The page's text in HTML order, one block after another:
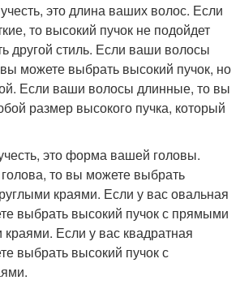
это длина ваших волос. Если
то высокий пучок не подойдет
другой стиль. Если ваши волосы
можете выбрать высокий пучок, но
Если ваши волосы длинные, то вы
размер высокого пучка, который
это форма вашей головы.
то вы можете выбрать
краями. Если у вас овальная
выбрать высокий пучок с прямыми
Если у вас квадратная
выбрать высокий пучок с